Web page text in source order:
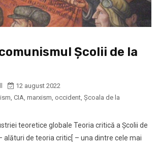
Școlii de la
12 august 2022
, CIA, marxism, occident, Școala de la
teoretice globale Teoria critică a Școlii de
alături de teoria critic[ – una dintre cele mai